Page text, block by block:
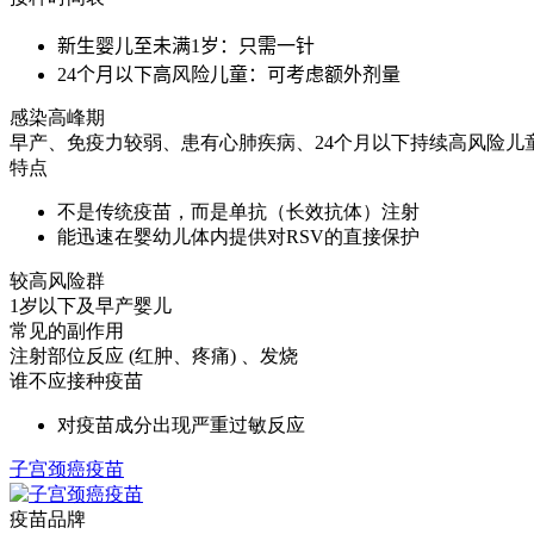
新生婴儿至未满1岁：只需一针
24个月以下高风险儿童：可考虑额外剂量
感染高峰期
早产、免疫力较弱、患有心肺疾病、24个月以下持续高风险儿
特点
不是传统疫苗，而是单抗（长效抗体）注射
能迅速在婴幼儿体内提供对RSV的直接保护
较高风险群
1岁以下及早产婴儿
常见的副作用
注射部位反应 (红肿、疼痛) 、发烧
谁不应接种疫苗
对疫苗成分出现严重过敏反应
子宫颈癌疫苗
疫苗品牌